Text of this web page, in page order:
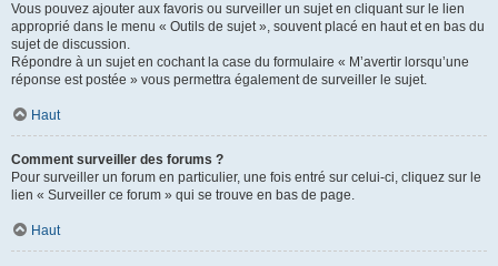
Vous pouvez ajouter aux favoris ou surveiller un sujet en cliquant sur le lien
approprié dans le menu « Outils de sujet », souvent placé en haut et en bas du
sujet de discussion.
Répondre à un sujet en cochant la case du formulaire « M’avertir lorsqu’une
réponse est postée » vous permettra également de surveiller le sujet.
Haut
Comment surveiller des forums ?
Pour surveiller un forum en particulier, une fois entré sur celui-ci, cliquez sur le
lien « Surveiller ce forum » qui se trouve en bas de page.
Haut